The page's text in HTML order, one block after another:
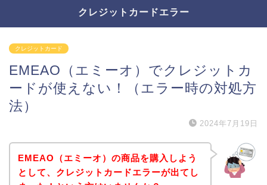
クレジットカードエラー
クレジットカード
EMEAO（エミーオ）でクレジットカ
ードが使えない！（エラー時の対処方
法）
2024年7月19日
EMEAO（エミーオ）の商品を購入しよう
として、クレジットカードエラーが出てし